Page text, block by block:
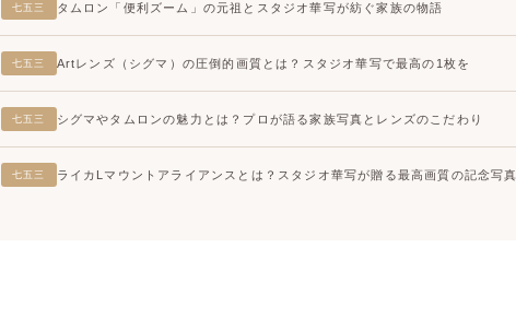
七五三 タムロン「便利ズーム」の元祖とスタジオ華写が紡ぐ家族の物語
七五三 Artレンズ（シグマ）の圧倒的画質とは？スタジオ華写で最高の1枚を
七五三 シグマやタムロンの魅力とは？プロが語る家族写真とレンズのこだわり
七五三 ライカLマウントアライアンスとは？スタジオ華写が贈る最高画質の記念写真